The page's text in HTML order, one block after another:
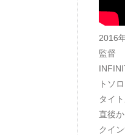
2016
監督
トソ
タイ
直後
クイ